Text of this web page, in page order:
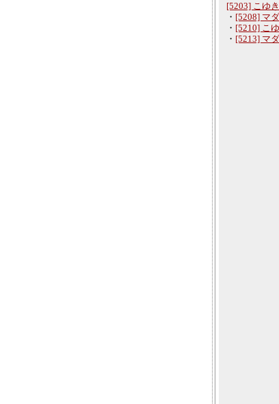
[5203] こゆき
・ [5208] マ
・ [5210] こ
・ [5213] マ